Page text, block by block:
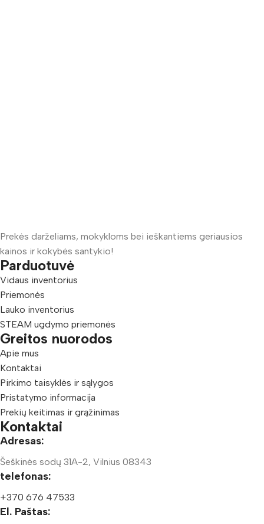
Prekės darželiams, mokykloms bei ieškantiems geriausios
kainos ir kokybės santykio!
Parduotuvė
Vidaus inventorius
Priemonės
Lauko inventorius
STEAM ugdymo priemonės
Greitos nuorodos
Apie mus
Kontaktai
Pirkimo taisyklės ir sąlygos
Pristatymo informacija
Prekių keitimas ir grąžinimas
Kontaktai
Adresas:
Šeškinės sodų 31A-2, Vilnius 08343
telefonas:
+370 676 47533
El. Paštas: